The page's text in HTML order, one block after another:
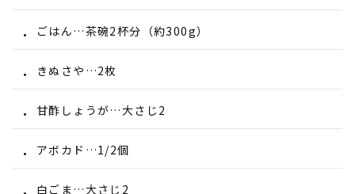
ごはん…茶碗2杯分（約300g）
きぬさや…2枚
甘酢しょうが…大さじ2
アボカド…1/2個
白ごま…大さじ2